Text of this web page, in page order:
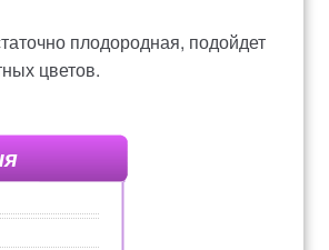
плодородная, подойдет
цветов.